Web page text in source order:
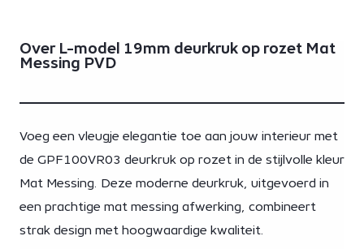
Over L-model 19mm deurkruk op rozet Mat
Messing PVD
Voeg een vleugje elegantie toe aan jouw interieur met
de GPF100VR03 deurkruk op rozet in de stijlvolle kleur
Mat Messing. Deze moderne deurkruk, uitgevoerd in
een prachtige mat messing afwerking, combineert
strak design met hoogwaardige kwaliteit.